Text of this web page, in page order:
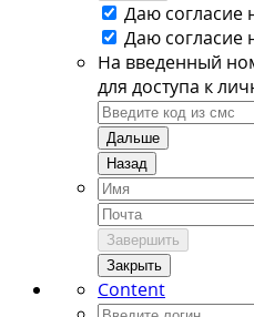
Даю согласие
Даю согласие
На введенный
для доступа к
Дальше
Назад
Завершить
Закрыть
Content